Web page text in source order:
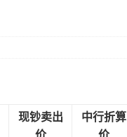
现钞卖出
中行折算